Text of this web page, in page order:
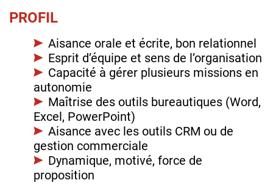
PROFIL
Aisance orale et écrite, bon relationnel
Esprit d’équipe et sens de l’organisation
Capacité à gérer plusieurs missions en
autonomie
Maîtrise des outils bureautiques (Word,
Excel, PowerPoint)
Aisance avec les outils CRM ou de
gestion commerciale
Dynamique, motivé, force de
proposition